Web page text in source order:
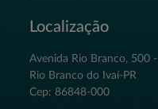
Localização
Avenida Rio Branco, 500
Rio Branco do Ivaí-PR
Cep: 86848-000